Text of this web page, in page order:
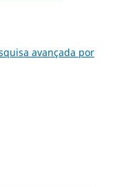
avançada por